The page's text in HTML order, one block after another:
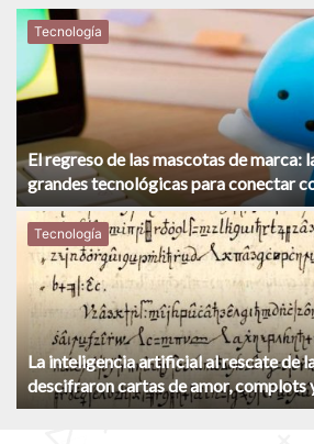
Tecnología
El regreso de las mascotas de marca:
grandes tecnológicas para conectar
Tecnología
La inteligencia artificial al rescate de
descifraron cartas de amor, complots
medievales ocultos por siglos